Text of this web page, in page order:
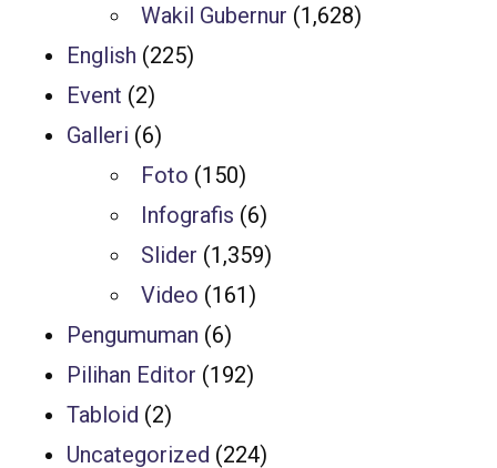
Wakil Gubernur (1,628)
English (225)
Event (2)
Galleri (6)
Foto (150)
Infografis (6)
Slider (1,359)
Video (161)
Pengumuman (6)
Pilihan Editor (192)
Tabloid (2)
Uncategorized (224)